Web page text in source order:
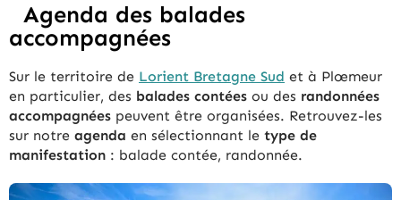
Agenda des balades
accompagnées
Sur le territoire de Lorient Bretagne Sud et à Plœmeur
en particulier, des balades contées ou des randonnées
accompagnées peuvent être organisées. Retrouvez-les
sur notre agenda en sélectionnant le type de
manifestation : balade contée, randonnée.